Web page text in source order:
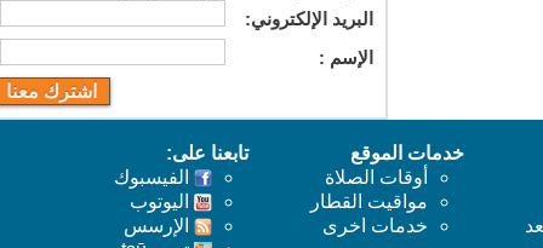
البريد اﻹلكتروني:
اﻹسم :
خدمات الموقع
أوقات الصلاة
مواقيت القطار
خدمات اخرى
تابعنا على:
الفيسبوك
اليوتوب
اﻹرسس